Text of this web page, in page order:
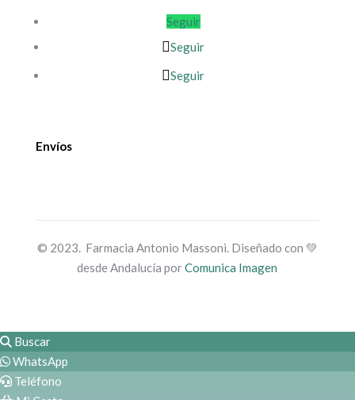
Seguir
Seguir
Seguir
Envíos
© 2023. Farmacia Antonio Massoni. Diseñado con 💚
desde Andalucía porComunica Imagen
Buscar
WhatsApp
Teléfono